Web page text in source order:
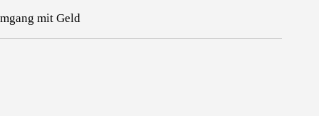
mit Geld